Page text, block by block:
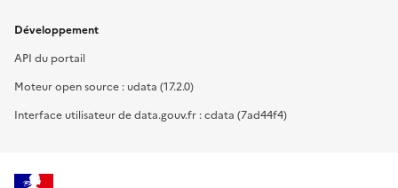
Développement
API du portail
Moteur open source : udata (17.2.0)
Interface utilisateur de data.gouv.fr : cdata (7ad44f4)